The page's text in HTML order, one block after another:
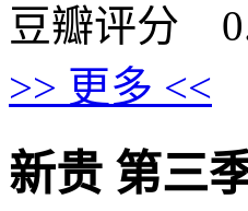
豆瓣评分
>> 更多 <<
新贵 第三季